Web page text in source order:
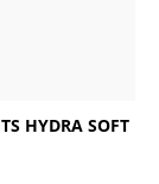
HYDRA SOFT